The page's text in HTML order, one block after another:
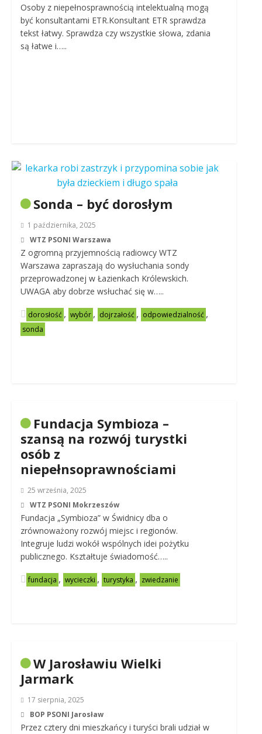
Osoby z niepełnosprawnością intelektualną mogą
być konsultantami ETR.Konsultant ETR sprawdza
tekst łatwy. Sprawdza czy wszystkie słowa, zdania
są łatwe i…..
Sonda – być dorosłym
1 października, 2025
WTZ PSONI Warszawa
Z ogromną przyjemnością radiowcy WTZ
Warszawa zapraszają do wysłuchania sondy
przeprowadzonej w Łazienkach Królewskich.
UWAGA aby dobrze wsłuchać się w…..
dorosłość , wybór , dojrzałość , odpowiedzialność ,
sonda
Fundacja Symbioza –
szansą na rozwój turystki
osób z
niepełnsoprawnościami
25 września, 2025
WTZ PSONI Mokrzeszów
Fundacja „Symbioza” w Świdnicy dba o
zrównoważony rozwój miejsc i regionów.
Integruje ludzi wokół wspólnych idei pożytku
publicznego. Kształtuje świadomość…..
fundacja , wycieczki , turystyka , zwiedzanie
W Jarosławiu Wielki
Jarmark
17 sierpnia, 2025
BOP PSONI Jarosław
Przez cztery dni mieszkańcy i turyści brali udział w